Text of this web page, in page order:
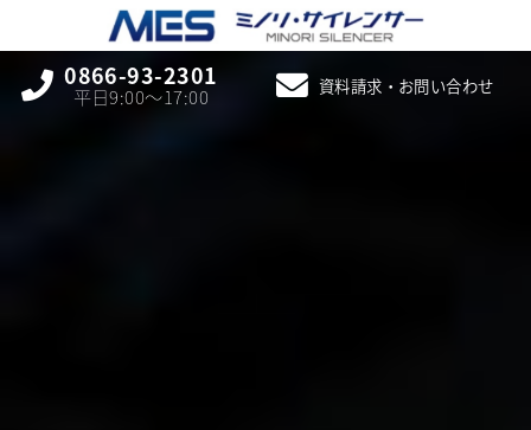
0866-93-2301
平日9:00〜17:00 資料請求・お問い合わせ